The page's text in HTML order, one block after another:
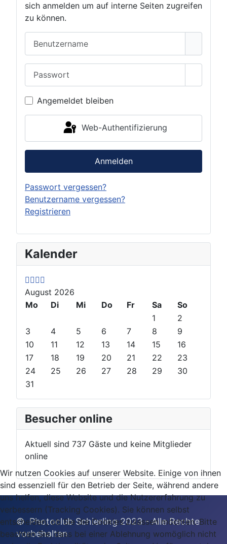
sich anmelden um auf interne Seiten zugreifen
zu können.
Angemeldet bleiben
Web-Authentifizierung
Anmelden
Passwort vergessen?
Benutzername vergessen?
Registrieren
Kalender
P
r
e
v
i
o
s
Y
e
a
P
r
e
v
i
o
M
o
n
h
N
e
x
t
Y
e
N
e
x
t
M
August 2026
Mo
Di Mi Do Fr Sa
So
1
2
3
4 5 6 7 8
9
10
11 12 13 14 15
16
17
18 19 20 21 22
23
24
25 26 27 28 29
30
31
Besucher online
Aktuell sind 737 Gäste und keine Mitglieder
online
© Photoclub Schierling 2023 - Alle Rechte
vorbehalten
Wir nutzen Cookies auf unserer Website. Einige von ihnen
sind essenziell für den Betrieb der Seite, während andere
uns helfen, diese Website und die Nutzererfahrung zu
verbessern (Tracking Cookies). Sie können selbst
entscheiden, ob Sie die Cookies zulassen möchten. Bitte
beachten Sie, dass bei einer Ablehnung womöglich nicht